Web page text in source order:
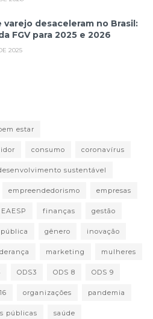
varejo desaceleram no Brasil:
FGV para 2025 e 2026
2025
estar
consumo coronavírus
sustentável
empreendedorismo empresas
finanças gestão
gênero inovação
marketing mulheres
ODS3 ODS 8 ODS 9
organizações pandemia
públicas saúde